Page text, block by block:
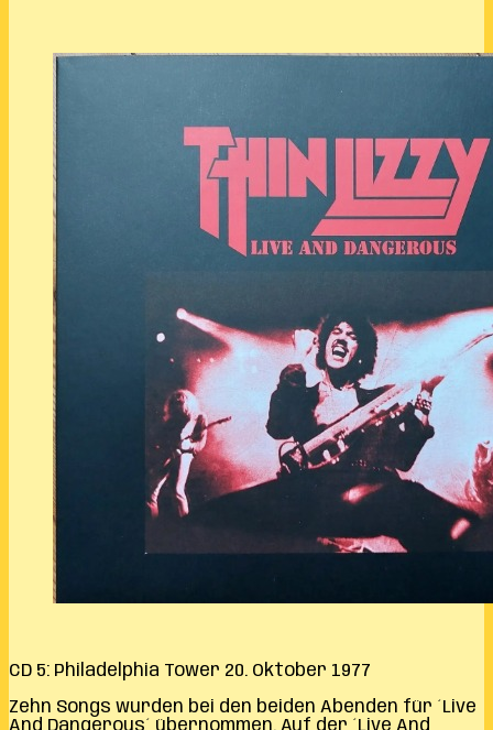
CD 5: Philadelphia Tower 20. Oktober 1977
Zehn Songs wurden bei den beiden Abenden für ´Live
And Dangerous´ übernommen. Auf der ´Live And